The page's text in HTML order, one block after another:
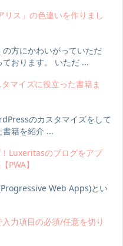
リス」の色違いを作りまし
方にかわいがっていただ
おります。 いただ ...
マイズに役立った書籍ま
のカスタマイズをして
書籍を紹介 ...
Luxeritasのブログをアプ
PWA】
Web Apps)とい
力項目の必須/任意を切り